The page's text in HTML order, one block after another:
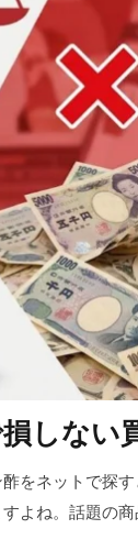
しない
をネットで探
よね。話題の